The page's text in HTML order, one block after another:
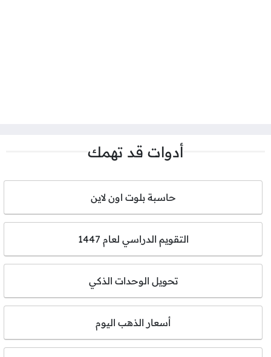
أدوات قد تهمك
حاسبة بلوت اون لاين
التقويم الدراسي لعام 1447
تحويل الوحدات الذكي
أسعار الذهب اليوم